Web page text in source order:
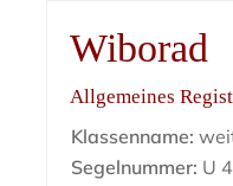
Wiborad
Allgemeines
Klassenname:
Segelnummer: U